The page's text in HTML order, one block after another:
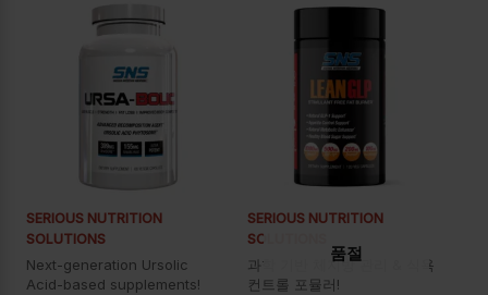
SERIOUS NUTRITION
SOLUTIONS
Next-generation Ursolic
Acid-based supplements!
SERIOUS NUTRITION
SOLUTIONS
품절
과학 기반 체지방 관리 & 식욕
컨트롤 포뮬러!